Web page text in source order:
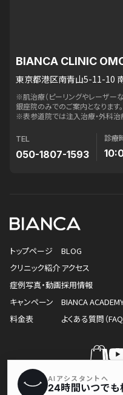
BIANCA CLINIC
東京都港区南青山5-11-10
※肌治療（ピーリングやレーザー
銀座院のみでのご案内となります。
※表参道院では注入治療・外科治
TEL
050-1807-1593
診療
トップページ
クリニック紹介
症例写真・動画
キャンペーン
料金表
BLOG
アクセス
採用情報
BIANCA
よくある質問（FAQ